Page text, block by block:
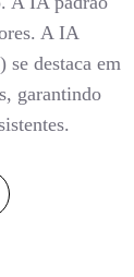
A IA
destaca em
garantindo